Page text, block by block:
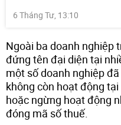
6 Tháng Tư, 13:10
Ngoài ba doanh nghiệp
đứng tên đại diện tại
một số doanh nghiệp đã
không còn hoạt động
hoặc ngừng hoạt động
đóng mã số thuế.